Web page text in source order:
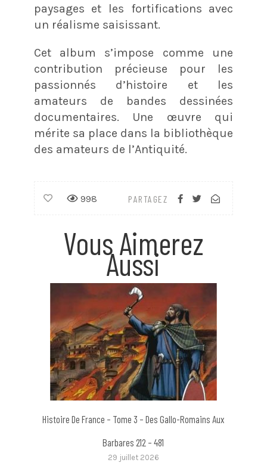
paysages et les fortifications avec
un réalisme saisissant.
Cet album s’impose comme une
contribution précieuse pour les
passionnés d’histoire et les
amateurs de bandes dessinées
documentaires. Une œuvre qui
mérite sa place dans la bibliothèque
des amateurs de l’Antiquité.
PARTAGEZ
998
Vous Aimerez
Aussi
Histoire De France – Tome 3 – Des Gallo-Romains Aux
Barbares 212 – 481
29 juillet 2026